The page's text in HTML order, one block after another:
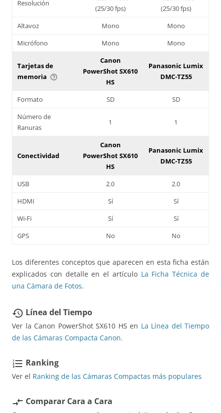
Resolución
(25/30 fps)
(25/30 fps)
Altavoz
Mono
Mono
Micrófono
Mono Mono
Tarjetas de
memoria help_outline
Canon
PowerShot SX610
HS
Panasonic Lumix
DMC-TZ55
Formato SD
SD
Número de
Ranuras
1 1
Conectividad
Canon
PowerShot SX610
HS
Panasonic Lumix
DMC-TZ55
USB 2.0
2.0
HDMI
Sí
Sí
Wi-Fi
Sí
Sí
GPS
No No
Los diferentes conceptos que aparecen en esta ficha están
explicados con detalle en el artículo La Ficha Técnica de
una Cámara de Fotos.
restore Línea del Tiempo
Ver la Canon PowerShot SX610 HS en La Línea del Tiempo
de las Cámaras Compacta Canon.
format_list_numbered Ranking
Ver el Ranking de las Cámaras Compactas más populares
compare_arrows Comparar Cara a Cara